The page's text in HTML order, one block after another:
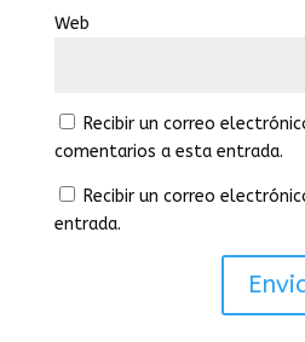
Web
Recibir un correo
comentarios a esta entrada.
Recibir un correo
entrada.